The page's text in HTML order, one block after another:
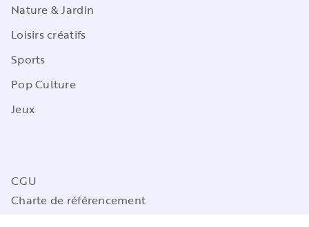
Nature & Jardin
Loisirs créatifs
Sports
Pop Culture
Jeux
CGU
Charte de référencement